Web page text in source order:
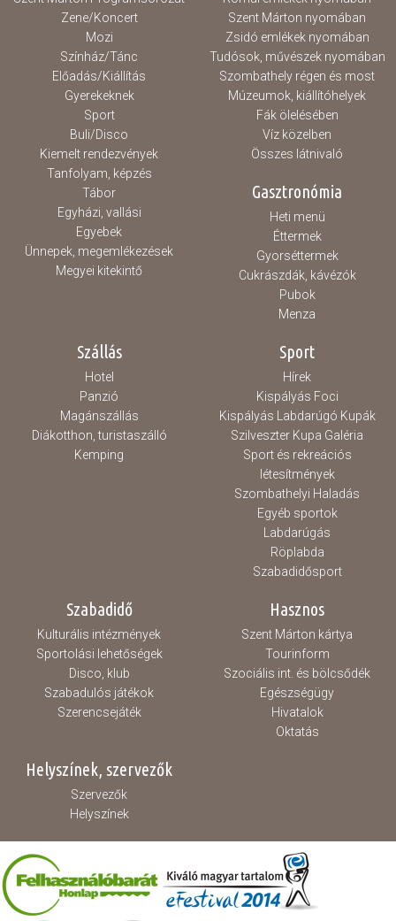
Zene/Koncert
Mozi
Színház/Tánc
Előadás/Kiállítás
Gyerekeknek
Sport
Buli/Disco
Kiemelt rendezvények
Tanfolyam, képzés
Tábor
Egyházi, vallási
Egyebek
Ünnepek, megemlékezések
Megyei kitekintő
Szent Márton nyomában
Zsidó emlékek nyomában
Tudósok, művészek nyomában
Szombathely régen és most
Múzeumok, kiállítóhelyek
Fák ölelésében
Víz közelben
Összes látnivaló
Gasztronómia
Heti menü
Éttermek
Gyorséttermek
Cukrászdák, kávézók
Pubok
Menza
Szállás
Hotel
Panzió
Magánszállás
Diákotthon, turistaszálló
Kemping
Sport
Hírek
Kispályás Foci
Kispályás Labdarúgó Kupák
Szilveszter Kupa Galéria
Sport és rekreációs
létesítmények
Szombathelyi Haladás
Egyéb sportok
Labdarúgás
Röplabda
Szabadidősport
Szabadidő
Kulturális intézmények
Sportolási lehetőségek
Disco, klub
Szabadulós játékok
Szerencsejáték
Hasznos
Szent Márton kártya
Tourinform
Szociális int. és bölcsődék
Egészségügy
Hivatalok
Oktatás
Helyszínek, szervezők
Szervezők
Helyszínek